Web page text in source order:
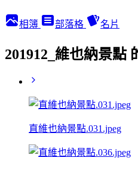
相簿 部落格 名片
201912_維也納景點
直維也納景點.031.jpeg